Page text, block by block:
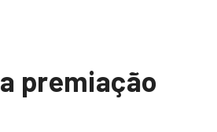
premiação